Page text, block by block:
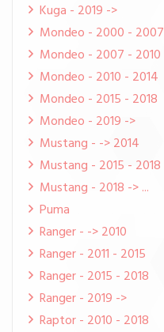
Kuga - 2019 ->
Mondeo - 2000 - 2007
Mondeo - 2007 - 2010
Mondeo - 2010 - 2014
Mondeo - 2015 - 2018
Mondeo - 2019 ->
Mustang - -> 2014
Mustang - 2015 - 2018
Mustang - 2018 -> ...
Puma
Ranger - -> 2010
Ranger - 2011 - 2015
Ranger - 2015 - 2018
Ranger - 2019 ->
Raptor - 2010 - 2018